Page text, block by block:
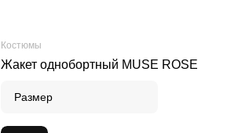
Костюмы
Жакет однобортный MUSE ROSE
Размер